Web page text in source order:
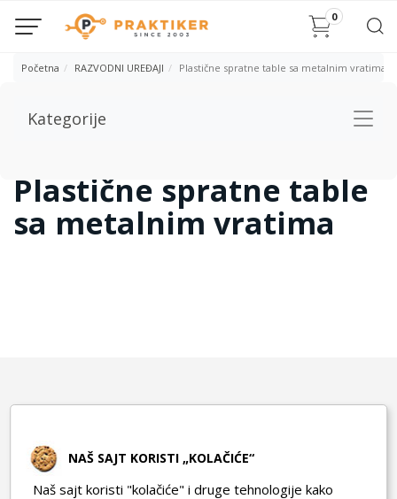
0
Početna RAZVODNI UREĐAJI Plastične spratne table sa metalnim vratima
Kategorije
Plastične spratne table
sa metalnim vratima
Brzi linkovi
NAŠ SAJT KORISTI „KOLAČIĆE“
Naš sajt koristi "kolačiće" i druge tehnologije kako